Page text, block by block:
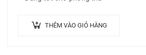
THÊM VÀO GIỎ HÀNG